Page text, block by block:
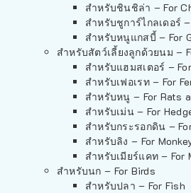
สำหรับชินชิล่า – For
สำหรับชูการ์ไกลเดอร์
สำหรับหนูแกสบี้ – For
สำหรับสัตว์เลี้ยงลูกด้วยนม –
สำหรับแฮมสเตอร์ –
สำหรับเฟอเรท – For
สำหรับหนู – For Rats
สำหรับเม่น – For
สำหรับกระรอกดิน –
สำหรับลิง – For
สำหรับเมียร์แคท – For
สำหรับนก – For Birds
สำหรับปลา – For Fish